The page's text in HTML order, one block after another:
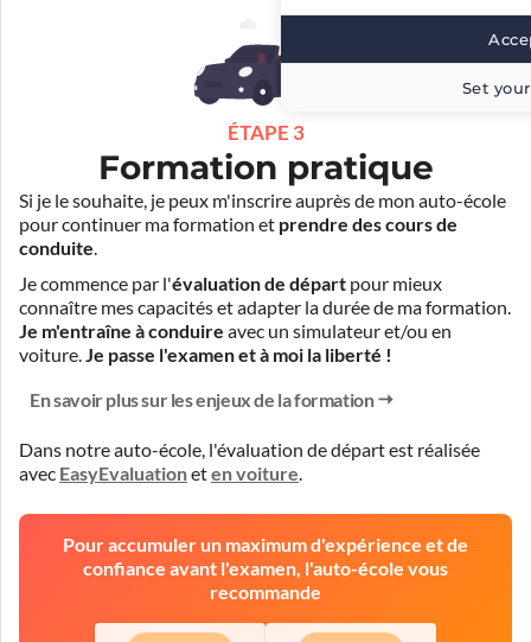
ÉTAPE 3
Formation pratique
Si je le souhaite, je peux m'inscrire auprès de mon auto-école
pour continuer ma formation et prendre des cours de
conduite.
Je commence par l'évaluation de départ pour mieux
connaître mes capacités et adapter la durée de ma formation.
Je m'entraîne à conduire avec un simulateur et/ou en
voiture. Je passe l'examen et à moi la liberté !
En savoir plus sur les enjeux de la formation
Dans notre auto-école, l'évaluation de départ est réalisée
avec EasyEvaluationeten voiture
Pour accumuler un maximum d'expérience et de
confiance avant l'examen, l'auto-école vous
recommande
Set